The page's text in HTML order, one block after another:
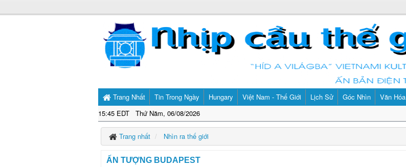
Trang Nhất
15:45 EDT Thứ Năm, 06/08/2026
Tin Trong Ngày Hungary Việt Nam - Thế Giới Lịch Sử Góc Nhìn Văn Hóa
Trang nhất Nhìn ra thế giới
ẤN TƯỢNG BUDAPEST